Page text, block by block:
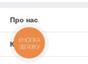
Про нас
Контакти
КНОПКА
ЗВ'ЯЗКУ